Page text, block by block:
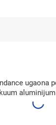
ugaona